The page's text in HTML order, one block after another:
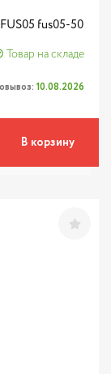
fus05-50
Товар на складе
10.08.2026
В корзину